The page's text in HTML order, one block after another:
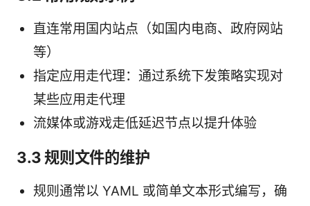
直连常用国内站点（如国内电商、政府网站
等）
指定应用走代理：通过系统下发策略实现对
某些应用走代理
流媒体或游戏走低延迟节点以提升体验
3.3 规则文件的维护
规则通常以 YAML 或简单文本形式编写，确